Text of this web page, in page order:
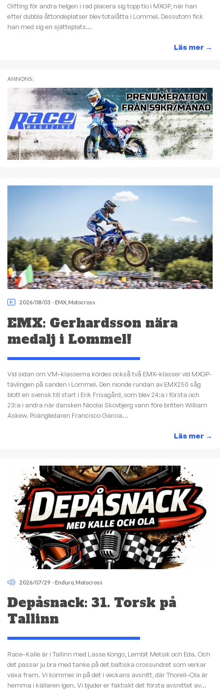
Gifting för andra helgen i rad placera sig topp tio i MXGP, när han
efter dubbla åttondeplatser blev totalåtta i Lommel. Dessutom fick
han med sig en sjätteplats...
Läs mer →
ANNONS:
2026/08/03 - EMX Motocross
EMX: Gerhardsson nära
medalj i Lommel!
Vid sidan om VM–klasserna kördes också två EMX–klasser vid MXGP-
tävlingen på sanden i Lommel. Den nionde rundan av EMX250 såg
blott en svensk till start i Erik Frisagård, som blev 24:a i första och
23:a i andra när dansken Nicolai Skovbjerg vann före britten William
Askew. Poängledaren Francisco Garcia...
Läs mer →
2026/07/29 - Enduro Motocross
Depåsnack: 31. Torsk på
Tallinn
Race–Kalle är i Tallinn med Lasse Kongo, Lembit Metsik och Eda. Och
det passar ju bra med tanke på det baltiska crossundret som verkar
växa fram. Vi kommer in på det i veckans avsnitt, där Thorell–Ola är
hemma i källaren igen. Vi bjuder er faktiskt det första avsnittet av...